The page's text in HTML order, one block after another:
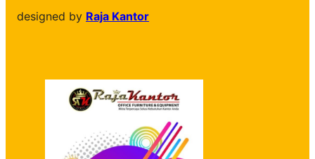
designed by Raja Kantor